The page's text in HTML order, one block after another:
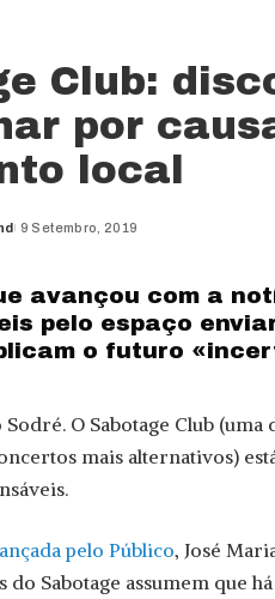
Club:
por
local
9 Setembro, 2019
avançou com a
pelo espaço
o futuro
O Sabotage Club
mais alternativos)
pelo Público, José
Sabotage assumem que